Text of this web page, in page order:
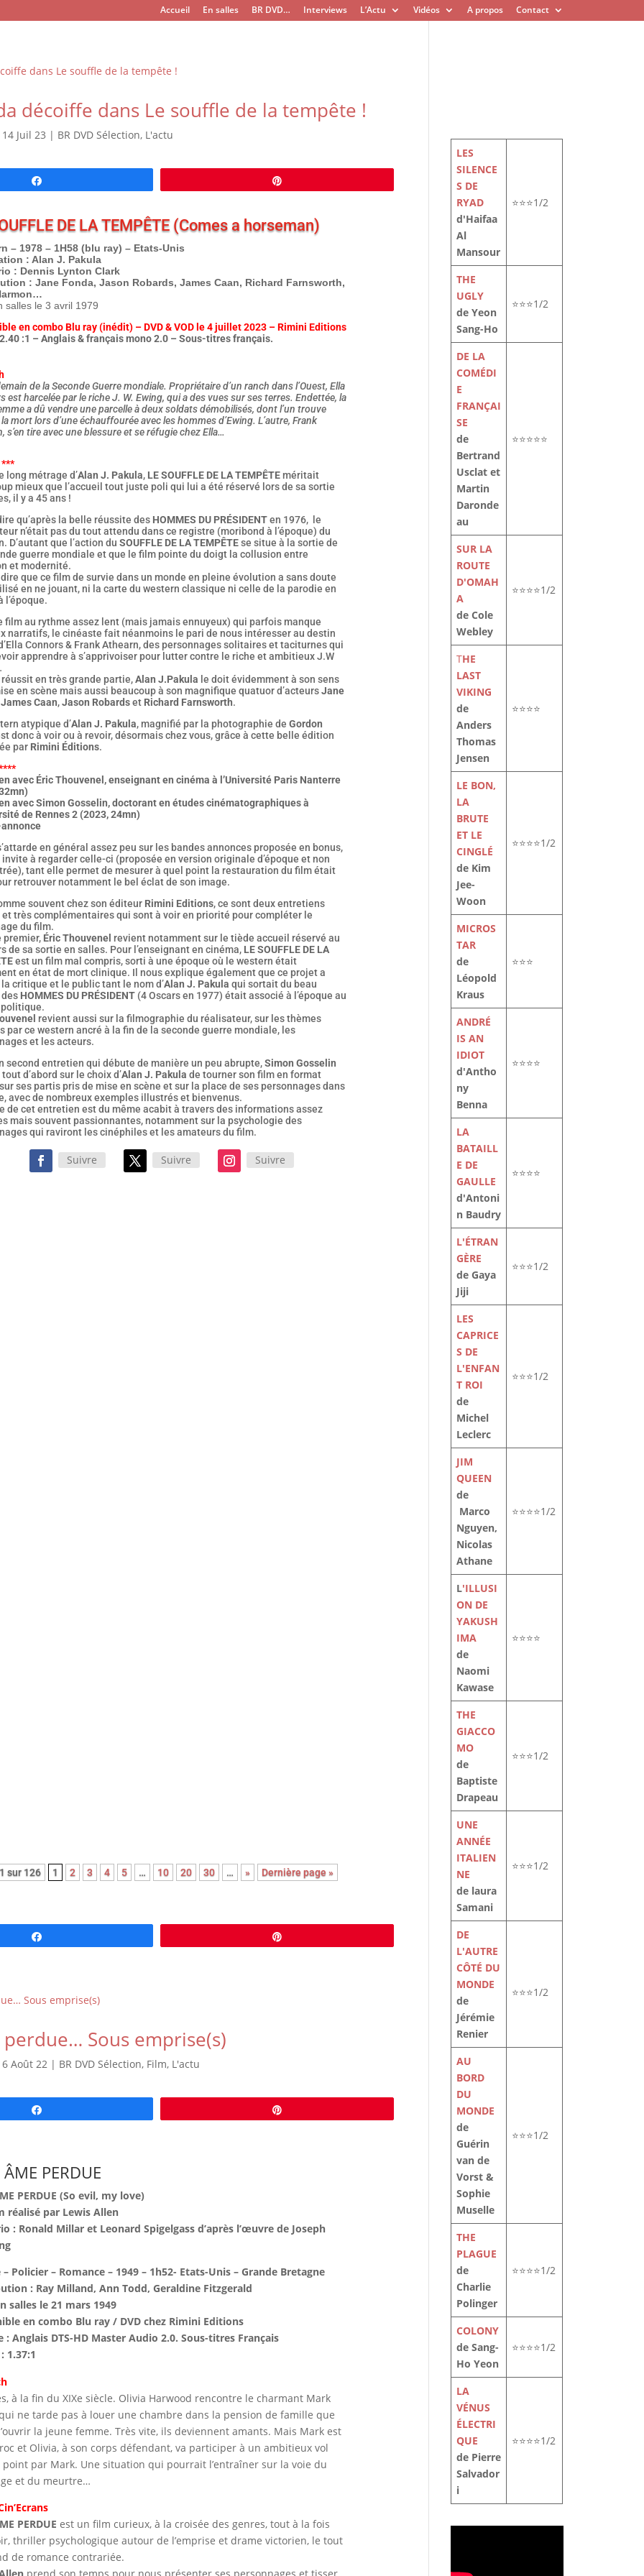
Accueil En salles BR DVD… Interviews L’Actu Vidéos A propos Contact
décoiffe dans Le souffle de la tempête !
14 Juil 23 | BR DVD Sélection, L'actu
DE LA TEMPÊTE (Comes a horseman)
– 1978 – 1H58 (blu ray) – Etats-Unis
: Alan J. Pakula
: Dennis Lynton Clark
: Jane Fonda, Jason Robards, James Caan, Richard Farnsworth,
salles le 3 avril 1979
en combo Blu ray (inédit) – DVD & VOD le 4 juillet 2023 – Rimini Editions
:1 – Anglais & français mono 2.0 – Sous-titres français.
de la Seconde Guerre mondiale. Propriétaire d’un ranch dans l’Ouest, Ella
est harcelée par le riche J. W. Ewing, qui a des vues sur ses terres. Endettée, la
a dû vendre une parcelle à deux soldats démobilisés, dont l’un trouve
mort lors d’une échauffourée avec les hommes d’Ewing. L’autre, Frank
s’en tire avec une blessure et se réfugie chez Ella…
long métrage d’Alan J. Pakula, LE SOUFFLE DE LA TEMPÊTEméritait
mieux que l’accueil tout juste poli qui lui a été réservé lors de sa sortie
il y a 45 ans !
qu’après la belle réussite des HOMMES DU PRÉSIDENTen 1976, le
n’était pas du tout attendu dans ce registre (moribond à l’époque) du
D’autant que l’action du SOUFFLE DE LA TEMPÊTEse situe à la sortie de
guerre mondiale et que le film pointe du doigt la collusion entre
et modernité.
que ce film de survie dans un monde en pleine évolution a sans doute
en ne jouant, ni la carte du western classique ni celle de la parodie en
l’époque.
film au rythme assez lent (mais jamais ennuyeux) qui parfois manque
narratifs, le cinéaste fait néanmoins le pari de nous intéresser au destin
Connors & Frank Athearn, des personnages solitaires et taciturnes qui
apprendre à s’apprivoiser pour lutter contre le riche et ambitieux J.W
réussit en très grande partie,Alan J.Pakula le doit évidemment à son sens
en scène mais aussi beaucoup à son magnifique quatuor d’acteursJane
James Caan,Jason Robardset Richard Farnsworth.
atypique d’Alan J. Pakula, magnifié par la photographie de Gordon
donc à voir ou à revoir, désormais chez vous, grâce à cette belle édition
par Rimini Éditions.
avec Éric Thouvenel, enseignant en cinéma à l’Université Paris Nanterre
avec Simon Gosselin, doctorant en études cinématographiques à
de Rennes 2 (2023, 24mn)
en général assez peu sur les bandes annonces proposée en bonus,
invite à regarder celle-ci (proposée en version originale d’époque et non
tant elle permet de mesurer à quel point la restauration du film était
retrouver notamment le bel éclat de son image.
souvent chez son éditeur Rimini Editions, ce sont deux entretiens
très complémentaires qui sont à voir en priorité pour compléter le
du film.
premier, Éric Thouvenel revient notamment sur le tiède accueil réservé au
de sa sortie en salles. Pour l’enseignant en cinéma, LE SOUFFLE DE LA
est un film mal compris, sorti à une époque où le western était
en état de mort clinique. Il nous explique également que ce projet a
critique et le public tant le nom d’Alan J. Pakula qui sortait du beau
HOMMES DU PRÉSIDENT(4 Oscars en 1977) était associé à l’époque au
revient aussi sur la filmographie du réalisateur, sur les thèmes
par ce western ancré à la fin de la seconde guerre mondiale, les
et les acteurs.
second entretien qui débute de manière un peu abrupte,Simon Gosselin
d’abord sur le choix d’Alan J. Pakula de tourner son film en format
ses partis pris de mise en scène et sur la place de ses personnages dans
avec de nombreux exemples illustrés et bienvenus.
de cet entretien est du même acabit à travers des informations assez
mais souvent passionnantes, notamment sur la psychologie des
qui raviront les cinéphiles et les amateurs du film.
Suivre Suivre Suivre
sur 126 1 2 3 4 5 … 10 20 30 … » Dernière page »
Sous emprise(s)
6 Août 22| BR DVD Sélection, Film, L'actu
PERDUE
PERDUE (So evil, my love)
réalisé par Lewis Allen
: Ronald Millar et Leonard Spigelgass d’après l’œuvre de Joseph
– Policier – Romance – 1949 – 1h52- Etats-Unis – Grande Bretagne
: Ray Milland, Ann Todd, Geraldine Fitzgerald
salles le 21 mars 1949
en combo Blu ray / DVD chez Rimini Editions
: Anglais DTS-HD Master Audio 2.0. Sous-titres Français
1.37:1
à la fin du XIXe siècle. Olivia Harwood rencontre le charmant Mark
ne tarde pas à louer une chambre dans la pension de famille que
la jeune femme. Très vite, ils deviennent amants. Mais Mark est
et Olivia, à son corps défendant, va participer à un ambitieux vol
point par Mark. Une situation qui pourrait l’entraîner sur la voie du
et du meurtre…
PERDUE est un film curieux, à la croisée des genres, tout à la fois
thriller psychologique autour de l’emprise et drame victorien, le tout
de romance contrariée.
LES
SILENCE
S DE
RYAD
d'Haifaa
Al
Mansour
⭐⭐⭐1/2
THE
UGLY
de Yeon
Sang-Ho
⭐⭐⭐1/2
DE LA
COMÉDI
E
FRANÇAI
SE
de
Bertrand
Usclat et
Martin
Daronde
au
⭐⭐⭐⭐⭐
SUR LA
ROUTE
D'OMAH
A
de Cole
Webley
⭐⭐⭐⭐1/2
THE
LAST
VIKING
de
Anders
Thomas
Jensen
⭐⭐⭐⭐
LE BON,
LA
BRUTE
ET LE
CINGLÉ
de Kim
Jee-
Woon
⭐⭐⭐⭐1/2
MICROS
TAR
de
Léopold
Kraus
⭐⭐⭐
ANDRÉ
IS AN
IDIOT
d'Antho
ny
Benna
⭐⭐⭐⭐
LA
BATAILL
E DE
GAULLE
d'Antoni
n Baudry
⭐⭐⭐⭐
L'ÉTRAN
GÈRE
de Gaya
Jiji
⭐⭐⭐1/2
LES
CAPRICE
S DE
L'ENFAN
T ROI
de
Michel
Leclerc
⭐⭐⭐1/2
JIM
QUEEN
de
Marco
Nguyen,
Nicolas
Athane
⭐⭐⭐⭐1/2
L'ILLUSI
ON DE
YAKUSH
IMA
de
Naomi
Kawase
⭐⭐⭐⭐
THE
GIACCO
MO
de
Baptiste
Drapeau
⭐⭐⭐1/2
UNE
ANNÉE
ITALIEN
NE
de laura
Samani
⭐⭐⭐1/2
DE
L'AUTRE
CÔTÉ DU
MONDE
de
Jérémie
Renier
⭐⭐⭐1/2
AU
BORD
DU
MONDE
de
Guérin
van de
Vorst &
Sophie
Muselle
⭐⭐⭐1/2
THE
PLAGUE
de
Charlie
Polinger
⭐⭐⭐⭐1/2
COLONY
de Sang-
Ho Yeon
⭐⭐⭐⭐1/2
LA
VÉNUS
ÉLECTRI
QUE
de Pierre
Salvador
i
⭐⭐⭐⭐1/2